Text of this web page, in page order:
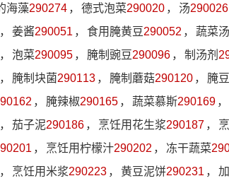
海藻290274 ， 德式泡菜290020 ， 汤290026
， 姜酱290051 ， 食用腌黄豆 290052 ， 蔬菜
， 泡菜290095 ， 腌制豌豆 290096 ， 制汤剂
， 腌制块菌290113 ， 腌制蘑菇290120 ， 腌豆
， 腌辣椒290165 ， 蔬菜慕斯290169 ，
， 茄子泥290186 ， 烹饪用花生浆290187 ，
， 烹饪用柠檬汁290202 ， 冻干蔬菜
， 烹饪用米浆290223 ， 黄豆泥饼290231 ，